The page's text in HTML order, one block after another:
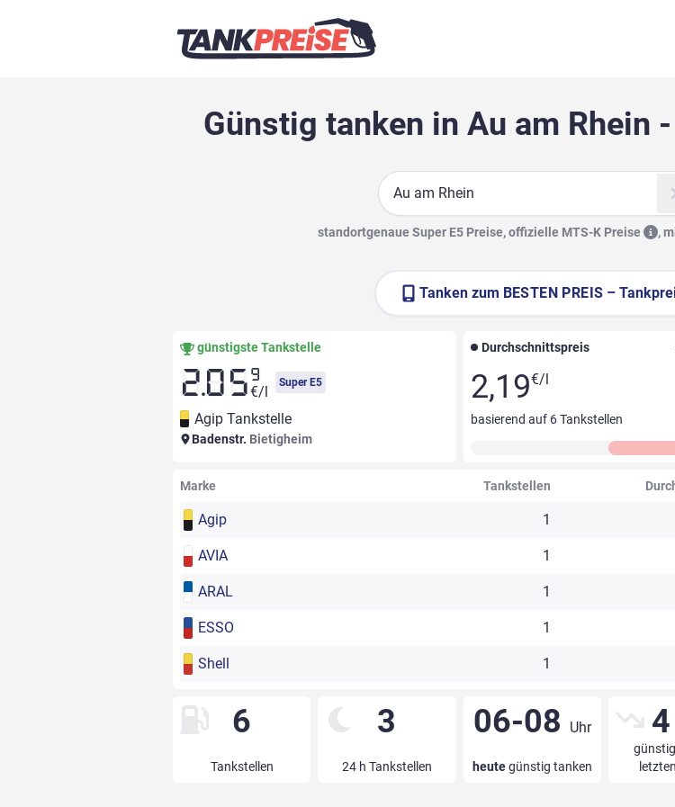
Günstig tanken in Au am Rhein
Suche
standortgenaue Super E5 Preise, offizielle MTS-K Preise ,
Tanken zum BESTEN PREIS –
günstigste Tankstelle
2.05 9
€/l
Super E5
Agip Tankstelle
Badenstr. Bietigheim
Durchschnittspreis
2,19€/l
basierend auf 6Tankstellen
Marke Tankstellen
Agip 1
AVIA 1
ARAL 1
ESSO 1
Shell 1
6
Tankstellen
3
24 h Tankstellen
06-08 Uhr
heutegünstig tanken